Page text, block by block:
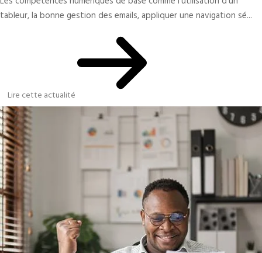
tableur, la bonne gestion des emails, appliquer une navigation sé...
Lire cette actualité